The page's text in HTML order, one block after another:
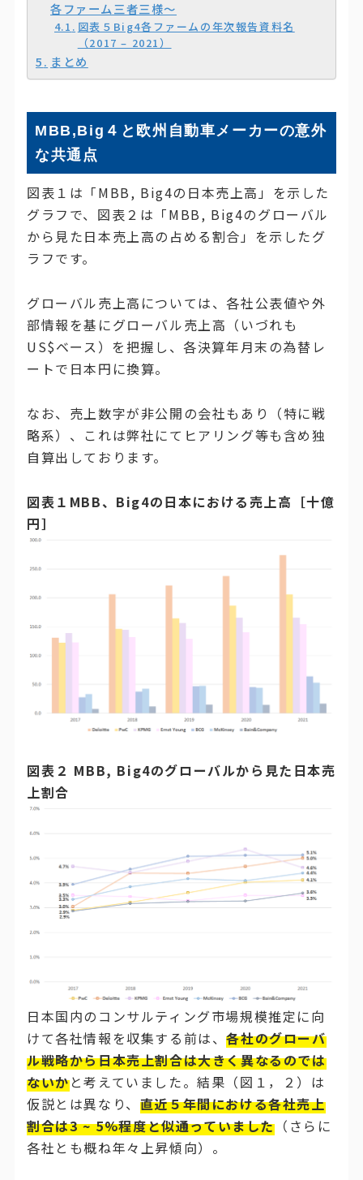
各ファーム三者三様～
図表５Big4各ファームの年次報告資料名
（2017 – 2021）
まとめ
MBB,Big４と欧州自動車メーカーの意外
な共通点
図表１は「MBB, Big4の日本売上高」を示した
グラフで、図表２は「MBB, Big4のグローバル
から見た日本売上高の占める割合」を示したグ
ラフです。
グローバル売上高については、各社公表値や外
部情報を基にグローバル売上高（いづれも
US$ベース）を把握し、各決算年月末の為替レ
ートで日本円に換算。
なお、売上数字が非公開の会社もあり（特に戦
略系）、これは弊社にてヒアリング等も含め独
自算出しております。
図表１MBB、Big4の日本における売上高［十億
円］
図表２ MBB, Big4のグローバルから見た日本売
上割合
日本国内のコンサルティング市場規模推定に向
けて各社情報を収集する前は、各社のグローバ
ル戦略から日本売上割合は大きく異なるのでは
ないかと考えていました。結果（図１，２）は
仮説とは異なり、 直近５年間における各社売上
割合は3 ~ 5%程度と似通っていました（さらに
各社とも概ね年々上昇傾向）。